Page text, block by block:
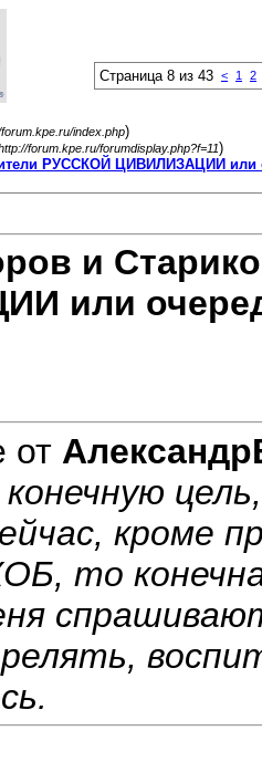
Страница 8 из 43 < 1 2
index.php)
forum.kpe.ru/forumdisplay.php?f=11)
РУССКОЙ ЦИВИЛИЗАЦИИ или
и
или
от
кроме
то